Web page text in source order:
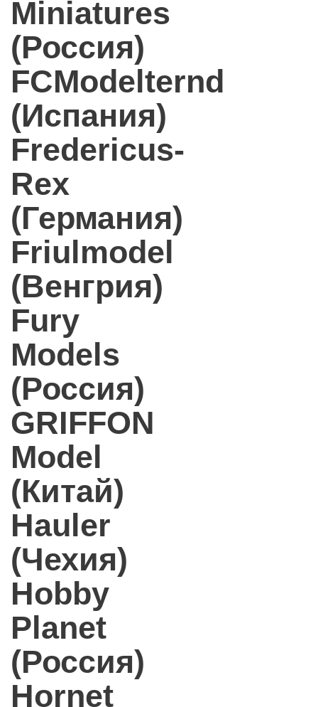
Miniatures
(Россия)
FCModelternd
(Испания)
Fredericus-
Rex
(Германия)
Friulmodel
(Венгрия)
Fury
Models
(Россия)
GRIFFON
Model
(Китай)
Hauler
(Чехия)
Hobby
Planet
(Россия)
Hornet